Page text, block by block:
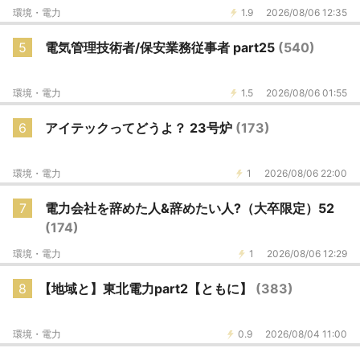
1.9 2026/08/06 12:35
環境・電力
5 電気管理技術者/保安業務従事者 part25 (540)
1.5 2026/08/06 01:55
環境・電力
6 アイテックってどうよ？ 23号炉 (173)
1 2026/08/06 22:00
環境・電力
7
電力会社を辞めた人&辞めたい人?（大卒限定）52
(174)
1 2026/08/06 12:29
環境・電力
8 【地域と】東北電力part2【ともに】 (383)
0.9 2026/08/04 11:00
環境・電力